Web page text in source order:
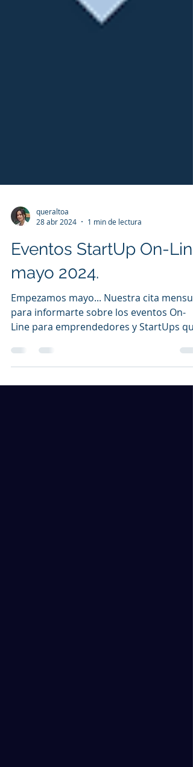
28 abr 2024
1 min de lectura
Eventos StartUp On-Line
mayo 2024.
Empezamos mayo... Nuestra cita
para informarte sobre los eventos On-
Line para emprendedores y StartUps que